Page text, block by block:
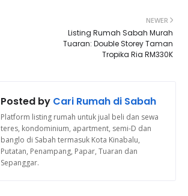
NEWER
Listing Rumah Sabah Murah
Tuaran: Double Storey Taman
Tropika Ria RM330K
Posted by Cari Rumah di Sabah
Platform listing rumah untuk jual beli dan sewa
teres, kondominium, apartment, semi-D dan
banglo di Sabah termasuk Kota Kinabalu,
Putatan, Penampang, Papar, Tuaran dan
Sepanggar.